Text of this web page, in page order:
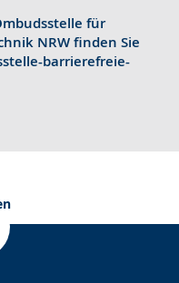
für
NRW finden Sie
barrierefreie-